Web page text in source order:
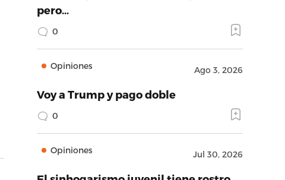
pero…
0
Opiniones Ago 3, 2026
Voy a Trump y pago doble
0
Opiniones Jul 30, 2026